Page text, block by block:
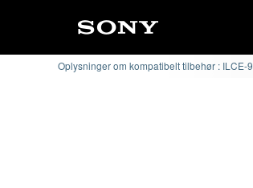
Oplysninger om kompatibelt tilbehør : ILCE-9